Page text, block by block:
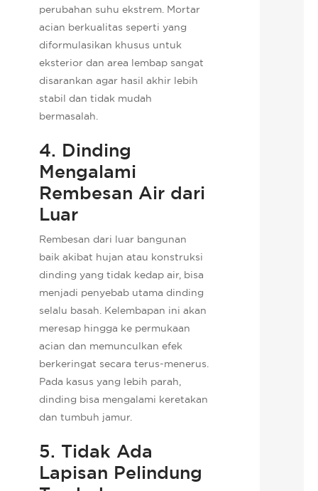
perubahan suhu ekstrem. Mortar
acian berkualitas seperti yang
diformulasikan khusus untuk
eksterior dan area lembap sangat
disarankan agar hasil akhir lebih
stabil dan tidak mudah
bermasalah.
4. Dinding
Mengalami
Rembesan Air dari
Luar
Rembesan dari luar bangunan
baik akibat hujan atau konstruksi
dinding yang tidak kedap air, bisa
menjadi penyebab utama dinding
selalu basah. Kelembapan ini akan
meresap hingga ke permukaan
acian dan memunculkan efek
berkeringat secara terus-menerus.
Pada kasus yang lebih parah,
dinding bisa mengalami keretakan
dan tumbuh jamur.
5. Tidak Ada
Lapisan Pelindung